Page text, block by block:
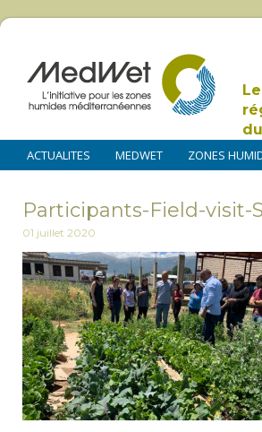
ACTUALITES MEDWET ZONES
Participants-Field-visit-
01 juillet 2020